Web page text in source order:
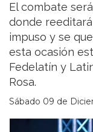
El combate
donde
impuso y se
esta ocasión
Fedelatín y
Rosa.
Sábado 09 de